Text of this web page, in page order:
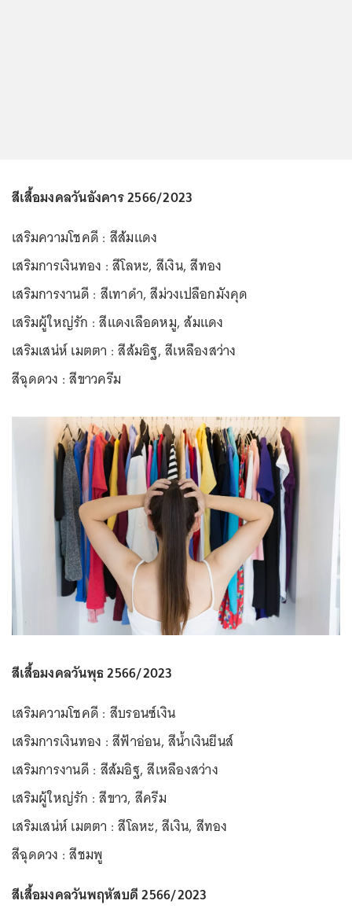
สีเสื้อมงคลวันอังคาร 2566/2023
เสริมความโชคดี : สีส้มแดง
เสริมการเงินทอง : สีโลหะ, สีเงิน, สีทอง
เสริมการงานดี : สีเทาดำ, สีม่วงเปลือกมังคุด
เสริมผู้ใหญ่รัก : สีแดงเลือดหมู, ส้มแดง
เสริมเสน่ห์ เมตตา : สีส้มอิฐ, สีเหลืองสว่าง
สีฉุดดวง : สีขาวครีม
สีเสื้อมงคลวันพุธ 2566/2023
เสริมความโชคดี : สีบรอนซ์เงิน
เสริมการเงินทอง : สีฟ้าอ่อน, สีน้ำเงินยีนส์
เสริมการงานดี : สีส้มอิฐ, สีเหลืองสว่าง
เสริมผู้ใหญ่รัก : สีขาว, สีครีม
เสริมเสน่ห์ เมตตา : สีโลหะ, สีเงิน, สีทอง
สีฉุดดวง : สีชมพู
สีเสื้อมงคลวันพฤหัสบดี 2566/2023